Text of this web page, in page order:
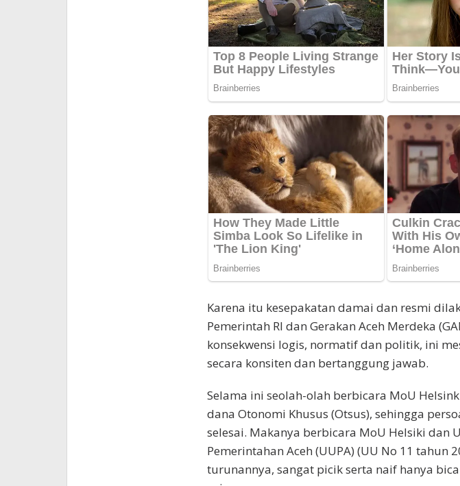
Karena itu kesepakatan damai dan resmi
Pemerintah RI dan Gerakan Aceh Merdeka
konsekwensi logis, normatif dan politik, ini
secara konsiten dan bertanggung jawab.
Selama ini seolah-olah berbicara MoU
dana Otonomi Khusus (Otsus), sehingga
selesai. Makanya berbicara MoU Helsiki dan
Pemerintahan Aceh (UUPA) (UU No 11 tahun
turunannya, sangat picik serta naif hanya